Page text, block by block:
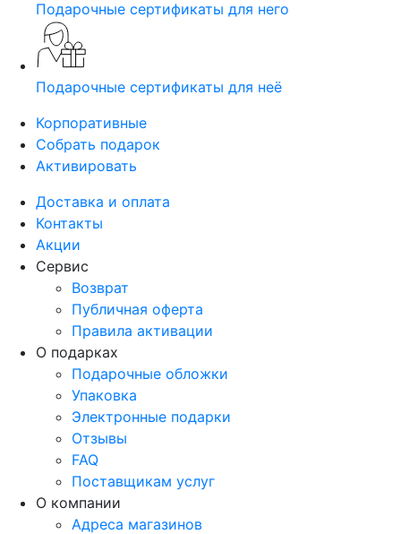
Подарочные сертификаты для него
Подарочные сертификаты для неё
Корпоративные
Собрать подарок
Активировать
Доставка и оплата
Контакты
Акции
Сервис
Возврат
Публичная оферта
Правила активации
О подарках
Подарочные обложки
Упаковка
Электронные подарки
Отзывы
FAQ
Поставщикам услуг
О компании
Адреса магазинов